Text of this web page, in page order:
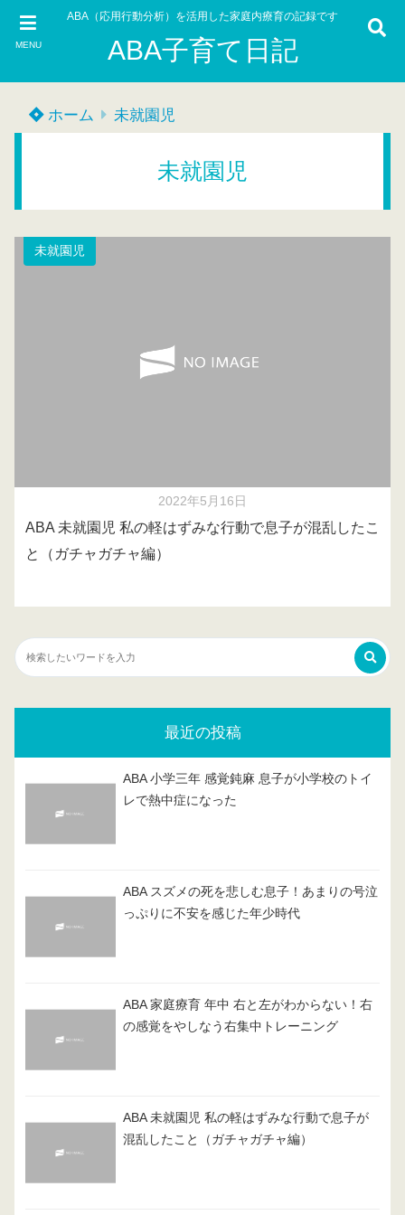
MENU
ABA（応用行動分析）を活用した家庭内療育の記録です
ABA子育て日記
ホーム 未就園児
未就園児
未就園児
2022年5月16日
ABA 未就園児 私の軽はずみな行動で息子が混乱したこ
と（ガチャガチャ編）
最近の投稿
ABA 小学三年 感覚鈍麻 息子が小学校のトイ
レで熱中症になった
ABA スズメの死を悲しむ息子！あまりの号泣
っぷりに不安を感じた年少時代
ABA 家庭療育 年中 右と左がわからない！右
の感覚をやしなう右集中トレーニング
ABA 未就園児 私の軽はずみな行動で息子が
混乱したこと（ガチャガチャ編）